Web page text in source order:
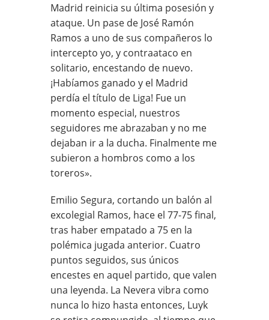
Madrid reinicia su última posesión y
ataque. Un pase de José Ramón
Ramos a uno de sus compañeros lo
intercepto yo, y contraataco en
solitario, encestando de nuevo.
¡Habíamos ganado y el Madrid
perdía el título de Liga! Fue un
momento especial, nuestros
seguidores me abrazaban y no me
dejaban ir a la ducha. Finalmente me
subieron a hombros como a los
toreros».
Emilio Segura, cortando un balón al
excolegial Ramos, hace el 77-75 final,
tras haber empatado a 75 en la
polémica jugada anterior. Cuatro
puntos seguidos, sus únicos
encestes en aquel partido, que valen
una leyenda. La Nevera vibra como
nunca lo hizo hasta entonces, Luyk